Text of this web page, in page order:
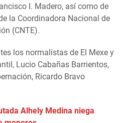
I. Madero, así como de
la Coordinadora Nacional de
(CNTE).
los normalistas de El Mexe y
Lucio Cabañas Barrientos,
Ricardo Bravo
Alhely Medina niega